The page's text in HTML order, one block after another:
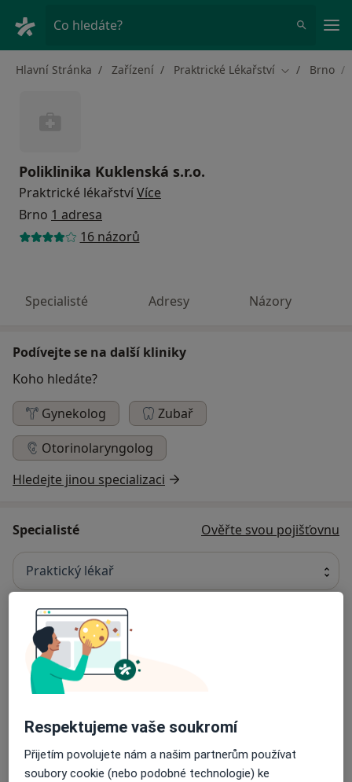
Co hledáte?
Hlavní Stránka Zařízení Praktrické Lékařství Změna města
Brno
Poliklinika Kuklenská s.r.o.
Praktrické lékařstvíVíce
Brno 1 adresa
16 názorů
Specialisté Adresy Názory
Podívejte se na další kliniky
Koho hledáte?
Gynekolog
Zubař
Otorinolaryngolog
Hledejte jinou specializaci
Specialisté Ověřte svou pojišťovnu
Praktický lékař
MUDr. Hana Švaříčková
Praktický lékař
MUDr. Danuše Dočekalová
Praktický lékař
3 názory
Respektujeme vaše soukromí
Přijetím povolujete nám a našim partnerům používat
soubory cookie (nebo podobné technologie) ke